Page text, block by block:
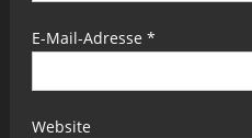
E-Mail-Adresse *
Website